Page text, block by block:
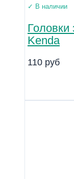
✓ В наличии
Головки
Kenda
110 руб